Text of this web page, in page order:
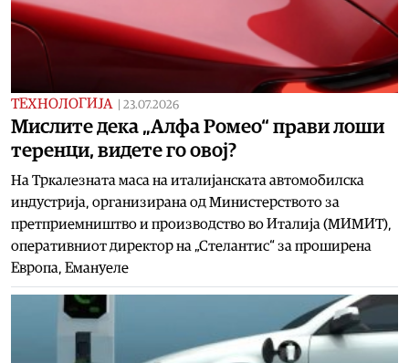
ТЕХНОЛОГИЈА 23.07.2026
Mислите дека „Алфа Ромео“ прави лоши
теренци, видете го овој?
На Тркалезната маса на италијанската автомобилска
индустрија, организирана од Министерството за
претприемништво и производство во Италија (МИМИТ),
оперативниот директор на „Стелантис“ за проширена
Европа, Емануеле